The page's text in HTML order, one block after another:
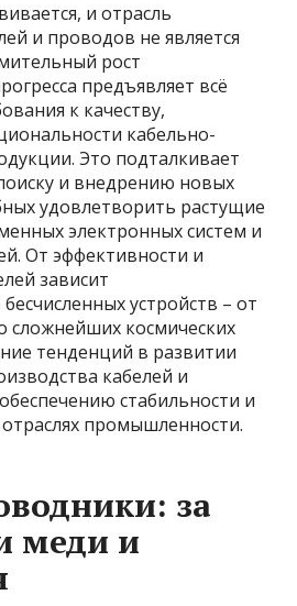
и отрасль
и проводов не является
рост
предъявляет всё
к качеству,
кабельно-
Это подталкивает
и внедрению новых
удовлетворить растущие
электронных систем и
От эффективности и
зависит
устройств – от
сложнейших космических
тенденций в развитии
кабелей и
стабильности и
промышленности.
за
меди и